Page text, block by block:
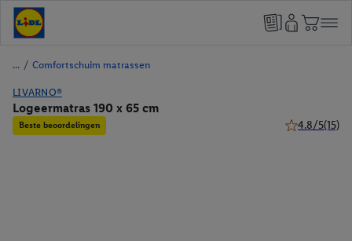
/ Comfortschuim matrassen
LIVARNO®
Logeermatras 190 x 65 cm
Beste beoordelingen 4.8/5(15)